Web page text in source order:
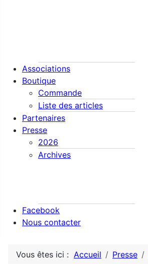
Associations
Boutique
Commande
Liste des articles
Partenaires
Presse
2026
Archives
Facebook
Nous contacter
Vous êtes ici : Accueil Presse